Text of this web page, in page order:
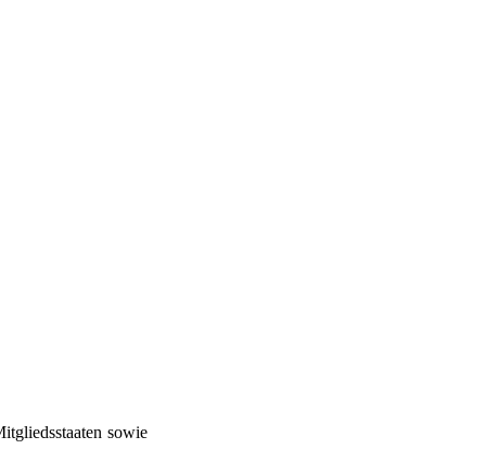
sowie